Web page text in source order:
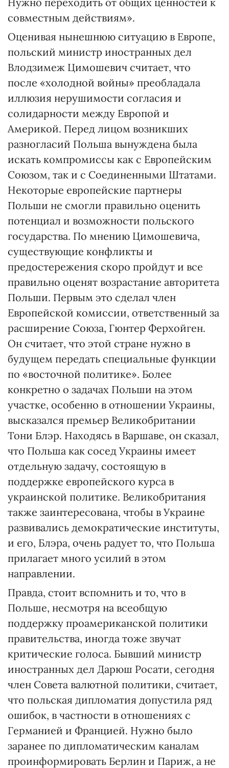
совместным действиям».
Оценивая нынешнюю ситуацию в Европе,
польский министр иностранных дел
Влодзимеж Цимошевич считает, что
после «холодной войны» преобладала
иллюзия нерушимости согласия и
солидарности между Европой и
Америкой. Перед лицом возникших
разногласий Польша вынуждена была
искать компромиссы как с Европейским
Союзом, так и с Соединенными Штатами.
Некоторые европейские партнеры
Польши не смогли правильно оценить
потенциал и возможности польского
государства. По мнению Цимошевича,
существующие конфликты и
предостережения скоро пройдут и все
правильно оценят возрастание авторитета
Польши. Первым это сделал член
Европейской комиссии, ответственный за
расширение Союза, Гюнтер Ферхойген.
Он считает, что этой стране нужно в
будущем передать специальные функции
по «восточной политике». Более
конкретно о задачах Польши на этом
участке, особенно в отношении Украины,
высказался премьер Великобритании
Тони Блэр. Находясь в Варшаве, он сказал,
что Польша как сосед Украины имеет
отдельную задачу, состоящую в
поддержке европейского курса в
украинской политике. Великобритания
также заинтересована, чтобы в Украине
развивались демократические институты,
и его, Блэра, очень радует то, что Польша
прилагает много усилий в этом
направлении.
Правда, стоит вспомнить и то, что в
Польше, несмотря на всеобщую
поддержку проамериканской политики
правительства, иногда тоже звучат
критические голоса. Бывший министр
иностранных дел Дарюш Росати, сегодня
член Совета валютной политики, считает,
что польская дипломатия допустила ряд
ошибок, в частности в отношениях с
Германией и Францией. Нужно было
заранее по дипломатическим каналам
проинформировать Берлин и Париж, а не